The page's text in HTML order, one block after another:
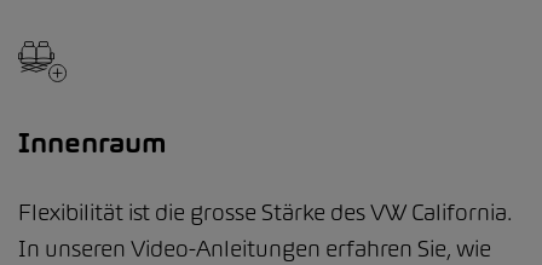
Innenraum
Flexibilität ist die grosse Stärke des VW California.
In unseren Video-Anleitungen erfahren Sie, wie